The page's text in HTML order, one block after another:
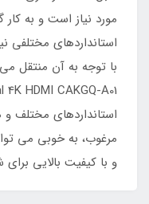
مورد نیاز است و به
استانداردهای
با توجه به آن منتقل
استانداردهای مختلف و
مرغوب، به خوبی می
و با کیفیت بالایی